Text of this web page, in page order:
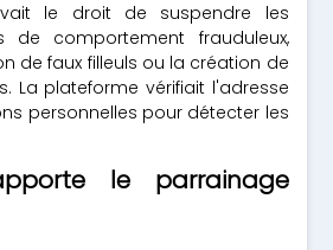
le droit de suspendre les
comportement frauduleux,
de faux filleuls ou la création de
La plateforme vérifiait l'adresse
personnelles pour détecter les
le parrainage